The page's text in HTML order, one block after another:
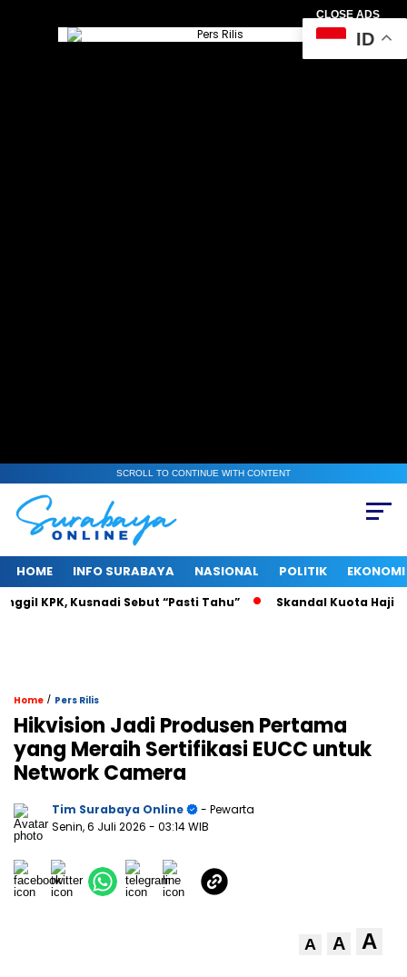
CLOSE ADS
SCROLL TO CONTINUE WITH CONTENT
HOME INFO SURABAYA NASIONAL POLITIK EKONOMI
KPK, Kusnadi Sebut “Pasti Tahu” Skandal Kuota Haji
Home / Pers Rilis
Hikvision Jadi Produsen Pertama
yang Meraih Sertifikasi EUCC untuk
Network Camera
Tim Surabaya Online
- Pewarta
Senin, 6 Juli 2026 - 03:14 WIB
A A A
ID